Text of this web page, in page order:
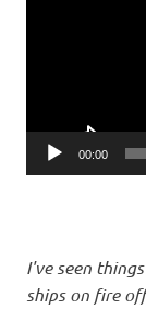
00:00
I've seen
ships on fire